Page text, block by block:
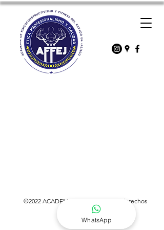
©2022 ACADEMIA AFFEJ todos los derechos
reservados
WhatsApp